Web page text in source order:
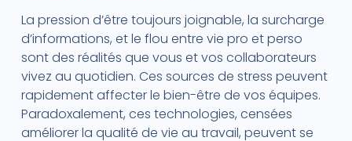
La pression d’être toujours joignable, la surcharge
d’informations, et le flou entre vie pro et perso
sont des réalités que vous et vos collaborateurs
vivez au quotidien. Ces sources de stress peuvent
rapidement affecter le bien-être de vos équipes.
Paradoxalement, ces technologies, censées
améliorer la qualité de vie au travail, peuvent se